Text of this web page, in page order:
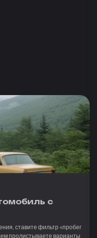
с
ставите фильтр «пробег
пролистываете варианты